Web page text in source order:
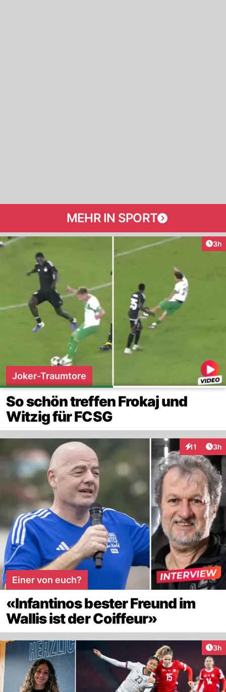
MEHR IN SPORT
3h
Joker-Traumtore
So schön treffen Frokaj und
Witzig für FCSG
11 3h
Einer von euch?
«Infantinos bester Freund im
Wallis ist der Coiffeur»
3h